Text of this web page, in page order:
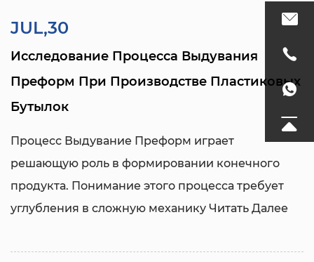
JUL,30
Исследование Процесса Выдувания
Преформ При Производстве Пластиковых
Бутылок
Процесс Выдувание Преформ играет
решающую роль в формировании конечного
продукта. Понимание этого процесса требует
углубления в сложную механику Читать Далее